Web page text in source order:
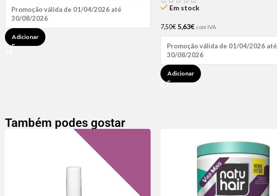
Promoção válida de 01/04/2026 até
30/08/2026
Adicionar
Em stock
7,50€ 5,63€ com IVA
Promoção válida de 01/04/2026 até
30/08/2026
Adicionar
Também podes gostar